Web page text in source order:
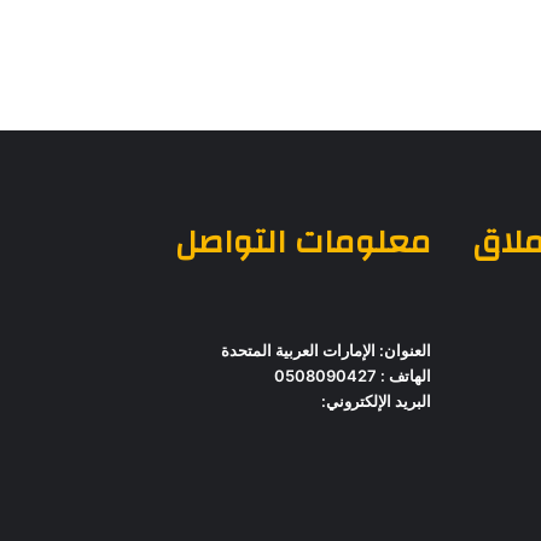
معلومات التواصل
العنوان: الإمارات العربية المتحدة
الهاتف : 0508090427
البريد الإلكتروني: